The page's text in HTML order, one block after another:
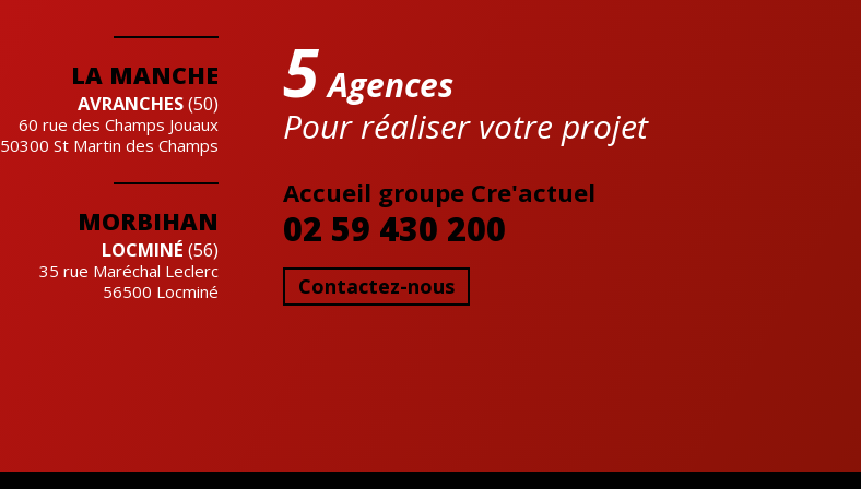
LA MANCHE
AVRANCHES(50)
60 rue des Champs Jouaux
50300 St Martin des Champs
MORBIHAN
LOCMINÉ (56)
35 rue Maréchal Leclerc
56500 Locminé
5Agences
Pour réaliser votre projet
Accueil groupe Cre'actuel
02 59 430 200
Contactez-nous